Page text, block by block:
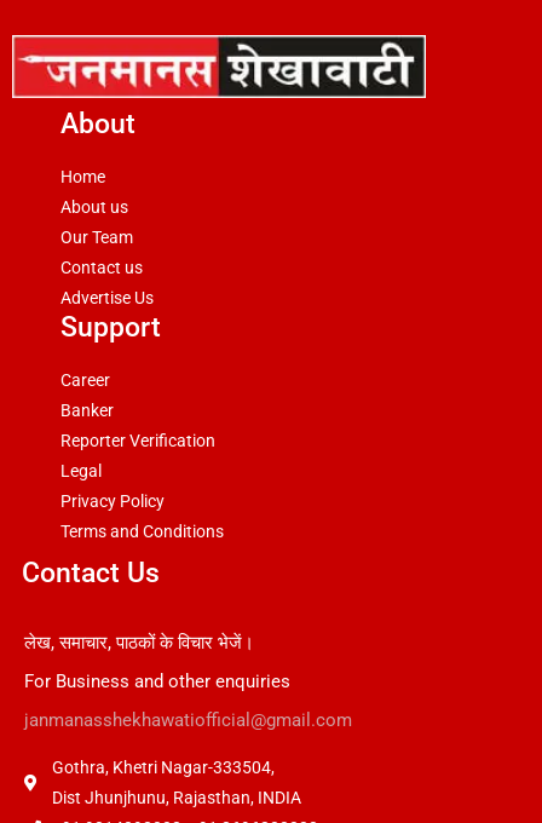
About
Home
About us
Our Team
Contact us
Advertise Us
Support
Career
Banker
Reporter Verification
Legal
Privacy Policy
Terms and Conditions
Contact Us
लेख, समाचार, पाठकों के विचार भेजें।
For Business and other enquiries
janmanasshekhawatiofficial@gmail.com
Gothra, Khetri Nagar-333504,
Dist Jhunjhunu, Rajasthan, INDIA